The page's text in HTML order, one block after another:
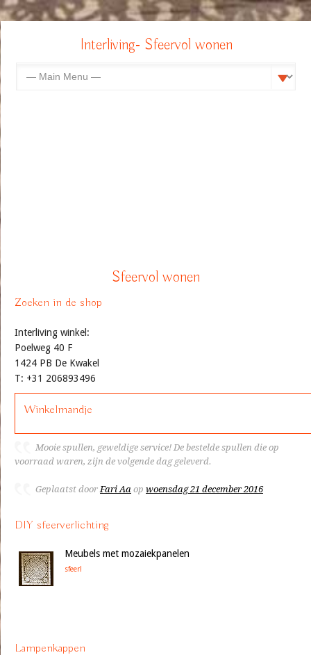
Interliving- Sfeervol wonen
Sfeervol wonen
Zoeken in de shop
Interliving winkel:
Poelweg 40 F
1424 PB De Kwakel
T: +31 206893496
Winkelmandje
Mooie spullen, geweldige service! De bestelde spullen die op
voorraad waren, zijn de volgende dag geleverd.
Geplaatst doorFari Aa op woensdag 21 december 2016
DIY sfeerverlichting
Meubels met mozaiekpanelen
sfeer!
Lampenkappen